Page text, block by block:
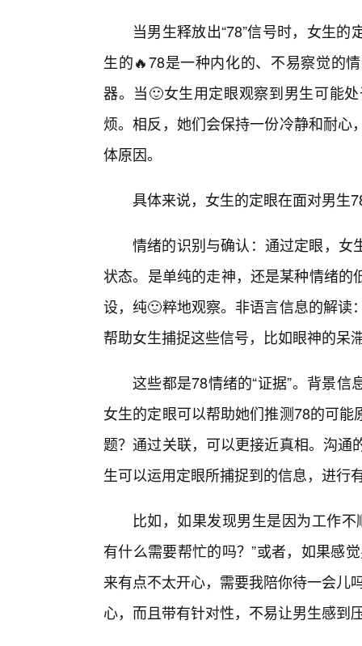
当男生释放出“78”信号时，女生
生的🔥78是一种内化的、不易察觉的
器。当🙂女生用定眼观察到男生可能
烦。相反，她们会保持一份冷静和耐
体原因。
具体来说，女生的定眼在面对男生
情绪的识别与确认：通过定眼，女
状态。是单纯的走神，还是某种情绪
设，纯🙂粹地观察。非语言信息的解
帮助女生捕捉这些信号，比如眼神的呆
这些都是78情绪的“证据”。背景
女生的定眼可以帮助她们推测78的可
题？通过关联，可以更接近真相。沟
生可以运用定眼所捕捉到的信息，进行
比如，如果发现男生是因为工作
有什么需要帮忙的吗？”或者，如果感
来有点不太开心，需要我陪你待一会儿
心，而且带有针对性，不易让男生感到